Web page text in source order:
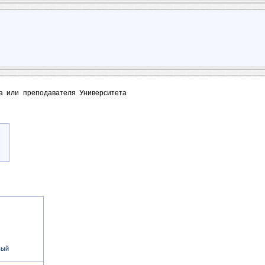
или преподавателя Университета